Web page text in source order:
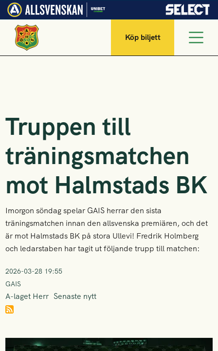
Köp biljett
Truppen till
träningsmatchen
mot Halmstads BK
Imorgon söndag spelar GAIS herrar den sista
träningsmatchen innan den allsvenska premiären, och det
är mot Halmstads BK på stora Ullevi! Fredrik Holmberg
och ledarstaben har tagit ut följande trupp till matchen:
2026-03-28 19:55
GAIS
A-laget Herr Senaste nytt